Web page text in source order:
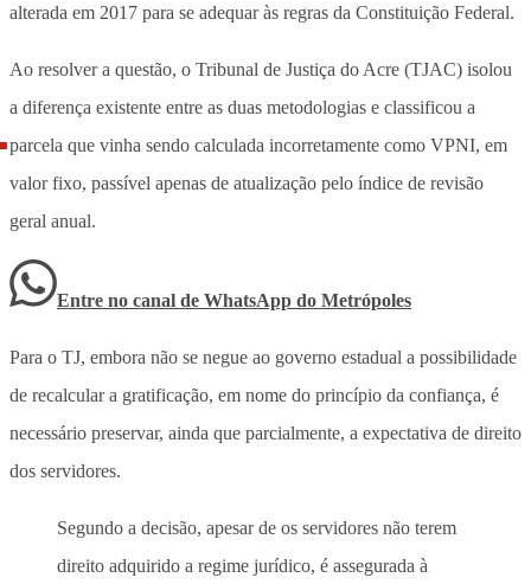
alterada em 2017 para se adequar às regras da Constituição Federal.
Ao resolver a questão, o Tribunal de Justiça do Acre (TJAC) isolou
a diferença existente entre as duas metodologias e classificou a
parcela que vinha sendo calculada incorretamente como VPNI, em
valor fixo, passível apenas de atualização pelo índice de revisão
geral anual.
Entre no canal de WhatsApp do Metrópoles
Para o TJ, embora não se negue ao governo estadual a possibilidade
de recalcular a gratificação, em nome do princípio da confiança, é
necessário preservar, ainda que parcialmente, a expectativa de direito
dos servidores.
Segundo a decisão, apesar de os servidores não terem
direito adquirido a regime jurídico, é assegurada à